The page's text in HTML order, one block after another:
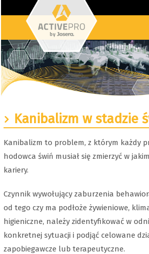
Kanibalizm w stadzie
Kanibalizm to problem, z którym każdy
hodowca świń musiał się zmierzyć w
kariery.
Czynnik wywołujący zaburzenia
od tego czy ma podłoże żywieniowe,
higieniczne, należy zidentyfikować w
konkretnej sytuacji i podjąć celowane
zapobiegawcze lub terapeutyczne.